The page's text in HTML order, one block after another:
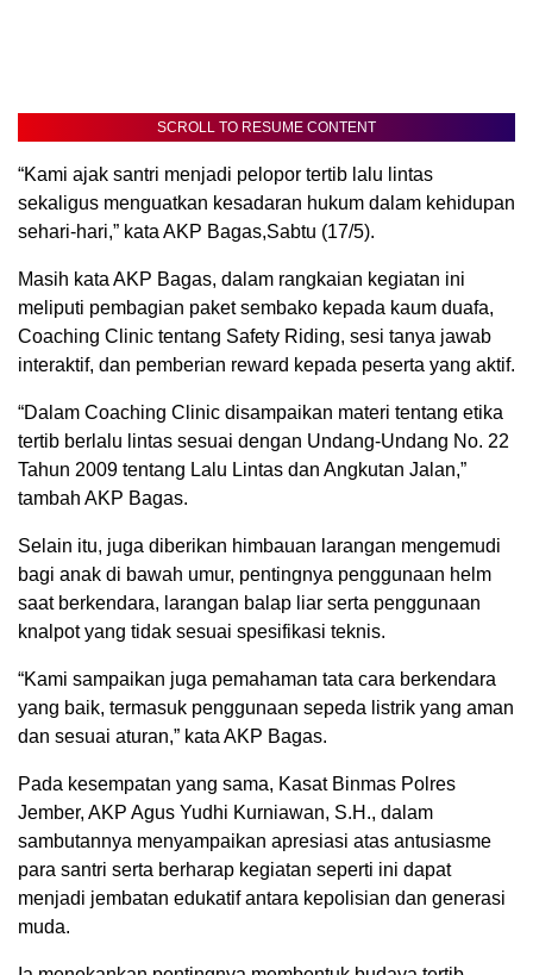
SCROLL TO RESUME CONTENT
“Kami ajak santri menjadi pelopor tertib lalu lintas
sekaligus menguatkan kesadaran hukum dalam kehidupan
sehari-hari,” kata AKP Bagas,Sabtu (17/5).
Masih kata AKP Bagas, dalam rangkaian kegiatan ini
meliputi pembagian paket sembako kepada kaum duafa,
Coaching Clinic tentang Safety Riding, sesi tanya jawab
interaktif, dan pemberian reward kepada peserta yang aktif.
“Dalam Coaching Clinic disampaikan materi tentang etika
tertib berlalu lintas sesuai dengan Undang-Undang No. 22
Tahun 2009 tentang Lalu Lintas dan Angkutan Jalan,”
tambah AKP Bagas.
Selain itu, juga diberikan himbauan larangan mengemudi
bagi anak di bawah umur, pentingnya penggunaan helm
saat berkendara, larangan balap liar serta penggunaan
knalpot yang tidak sesuai spesifikasi teknis.
“Kami sampaikan juga pemahaman tata cara berkendara
yang baik, termasuk penggunaan sepeda listrik yang aman
dan sesuai aturan,” kata AKP Bagas.
Pada kesempatan yang sama, Kasat Binmas Polres
Jember, AKP Agus Yudhi Kurniawan, S.H., dalam
sambutannya menyampaikan apresiasi atas antusiasme
para santri serta berharap kegiatan seperti ini dapat
menjadi jembatan edukatif antara kepolisian dan generasi
muda.